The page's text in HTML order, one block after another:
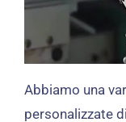
Abbiamo una
personalizzate